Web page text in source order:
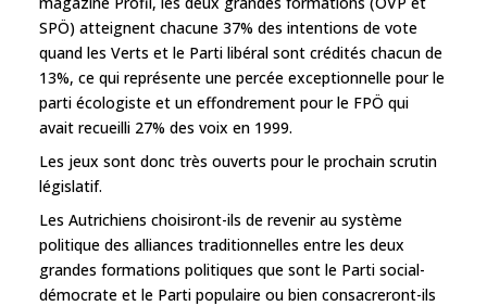
SPÖ) atteignent chacune 37% des intentions de vote
quand les Verts et le Parti libéral sont crédités chacun de
13%, ce qui représente une percée exceptionnelle pour le
parti écologiste et un effondrement pour le FPÖ qui
avait recueilli 27% des voix en 1999.
Les jeux sont donc très ouverts pour le prochain scrutin
législatif.
Les Autrichiens choisiront-ils de revenir au système
politique des alliances traditionnelles entre les deux
grandes formations politiques que sont le Parti social-
démocrate et le Parti populaire ou bien consacreront-ils